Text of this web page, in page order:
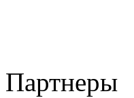
Партнеры